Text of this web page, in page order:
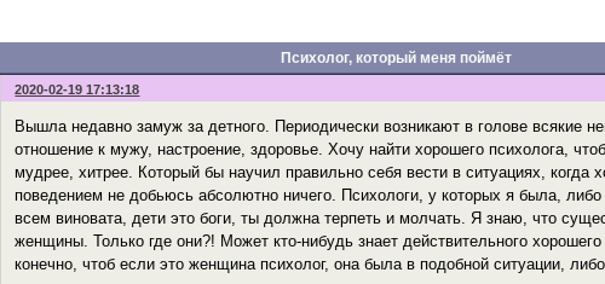
Психолог, который меня поймёт
2020-02-19 17:13:18
Вышла недавно замуж за детного. Периодически возникают в голове всякие
отношение к мужу, настроение, здоровье. Хочу найти хорошего психолога,
мудрее, хитрее. Который бы научил правильно себя вести в ситуациях,
поведением не добьюсь абсолютно ничего. Психологи, у которых я была,
всем виновата, дети это боги, ты должна терпеть и молчать. Я знаю, что
женщины. Только где они?! Может кто-нибудь знает действительного
конечно, чтоб если это женщина психолог, она была в подобной ситуации,